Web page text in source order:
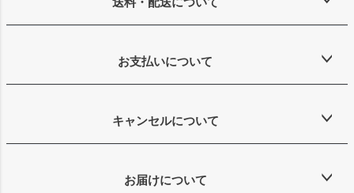
お支払いについて
キャンセルについて
お届けについて